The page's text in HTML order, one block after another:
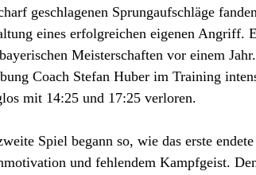
geschlagenen Sprungaufschläge
eines erfolgreichen eigenen Angriff.
Meisterschaften vor einem
Coach Stefan Huber im Training
mit 14:25 und 17:25 verloren.
Spiel begann so, wie das erste
und fehlendem Kampfgeist.